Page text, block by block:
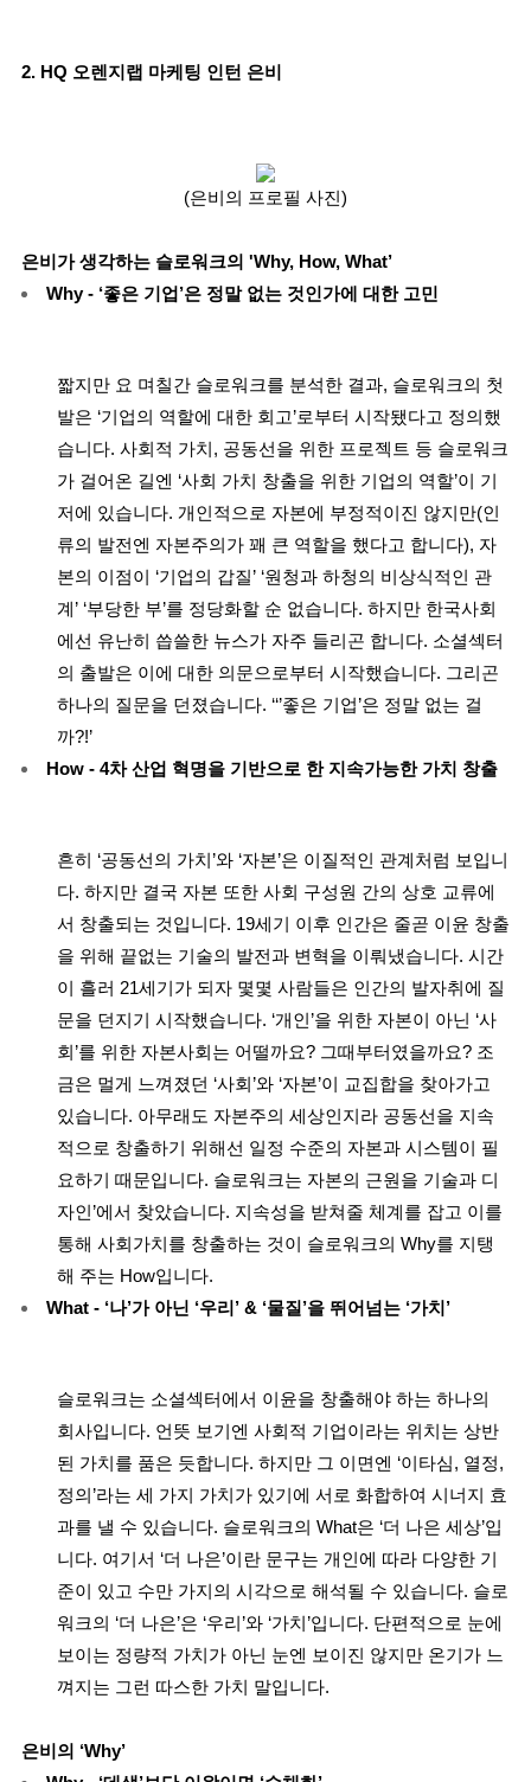
2. HQ 오렌지랩 마케팅 인턴 은비
(은비의 프로필 사진)
은비가 생각하는 슬로워크의 'Why, How, What’
Why - ‘좋은 기업’은 정말 없는 것인가에 대한 고민
짧지만 요 며칠간 슬로워크를 분석한 결과, 슬로워크의 첫
발은 ‘기업의 역할에 대한 회고’로부터 시작됐다고 정의했
습니다. 사회적 가치, 공동선을 위한 프로젝트 등 슬로워크
가 걸어온 길엔 ‘사회 가치 창출을 위한 기업의 역할’이 기
저에 있습니다. 개인적으로 자본에 부정적이진 않지만(인
류의 발전엔 자본주의가 꽤 큰 역할을 했다고 합니다), 자
본의 이점이 ‘기업의 갑질’ ‘원청과 하청의 비상식적인 관
계’ ‘부당한 부’를 정당화할 순 없습니다. 하지만 한국사회
에선 유난히 씁쓸한 뉴스가 자주 들리곤 합니다. 소셜섹터
의 출발은 이에 대한 의문으로부터 시작했습니다. 그리곤
하나의 질문을 던졌습니다. ‘‘’좋은 기업’은 정말 없는 걸
까?!’
How - 4차 산업 혁명을 기반으로 한 지속가능한 가치 창출
흔히 ‘공동선의 가치’와 ‘자본’은 이질적인 관계처럼 보입니
다. 하지만 결국 자본 또한 사회 구성원 간의 상호 교류에
서 창출되는 것입니다. 19세기 이후 인간은 줄곧 이윤 창출
을 위해 끝없는 기술의 발전과 변혁을 이뤄냈습니다. 시간
이 흘러 21세기가 되자 몇몇 사람들은 인간의 발자취에 질
문을 던지기 시작했습니다. ‘개인’을 위한 자본이 아닌 ‘사
회’를 위한 자본사회는 어떨까요? 그때부터였을까요? 조
금은 멀게 느껴졌던 ‘사회’와 ‘자본’이 교집합을 찾아가고
있습니다. 아무래도 자본주의 세상인지라 공동선을 지속
적으로 창출하기 위해선 일정 수준의 자본과 시스템이 필
요하기 때문입니다. 슬로워크는 자본의 근원을 기술과 디
자인’에서 찾았습니다. 지속성을 받쳐줄 체계를 잡고 이를
통해 사회가치를 창출하는 것이 슬로워크의 Why를 지탱
해 주는 How입니다.
What - ‘나’가 아닌 ‘우리’ & ‘물질’을 뛰어넘는 ‘가치’
슬로워크는 소셜섹터에서 이윤을 창출해야 하는 하나의
회사입니다. 언뜻 보기엔 사회적 기업이라는 위치는 상반
된 가치를 품은 듯합니다. 하지만 그 이면엔 ‘이타심, 열정,
정의’라는 세 가지 가치가 있기에 서로 화합하여 시너지 효
과를 낼 수 있습니다. 슬로워크의 What은 ‘더 나은 세상’입
니다. 여기서 ‘더 나은’이란 문구는 개인에 따라 다양한 기
준이 있고 수만 가지의 시각으로 해석될 수 있습니다. 슬로
워크의 ‘더 나은’은 ‘우리’와 ‘가치’입니다. 단편적으로 눈에
보이는 정량적 가치가 아닌 눈엔 보이진 않지만 온기가 느
껴지는 그런 따스한 가치 말입니다.
은비의 ‘Why’